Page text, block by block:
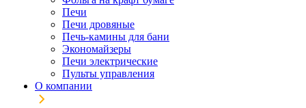
Печи
Печи дровяные
Печь-камины для бани
Экономайзеры
Печи электрические
Пульты управления
О компании